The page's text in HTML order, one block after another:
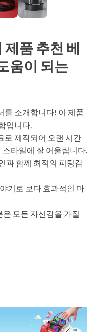
품 추천 베
움이 되는
를 소개합니다! 이 제품
입니다.
로 제작되어 오랜 시간
스타일에 잘 어울립니다.
과 함께 최적의 피팅감
기로 보다 효과적인 마
모든 자신감을 가질